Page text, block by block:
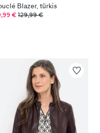
Blazer, türkis
€ 129,99 €